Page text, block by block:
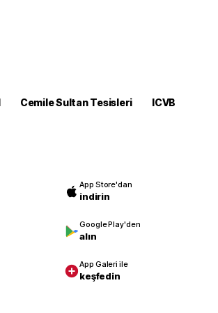
Cemile Sultan Tesisleri
ICVB
App Store'dan
indirin
Google Play'den
alın
App Galeri ile
keşfedin